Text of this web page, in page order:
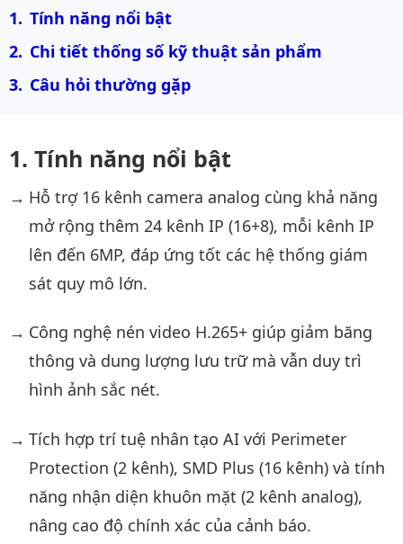
Tính năng nổi bật
Chi tiết thống số kỹ thuật sản phẩm
Câu hỏi thường gặp
Tính năng nổi bật
Hỗ trợ 16 kênh camera analog cùng khả năng
mở rộng thêm 24 kênh IP (16+8), mỗi kênh IP
lên đến 6MP, đáp ứng tốt các hệ thống giám
sát quy mô lớn.
Công nghệ nén video H.265+ giúp giảm băng
thông và dung lượng lưu trữ mà vẫn duy trì
hình ảnh sắc nét.
Tích hợp trí tuệ nhân tạo AI với Perimeter
Protection (2 kênh), SMD Plus (16 kênh) và tính
năng nhận diện khuôn mặt (2 kênh analog),
nâng cao độ chính xác của cảnh báo.